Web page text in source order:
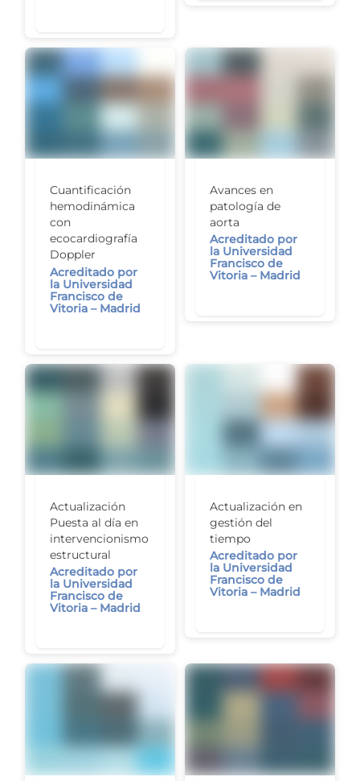
Cuantificación
hemodinámica
con
ecocardiografía
Doppler
Acreditado por
la Universidad
Francisco de
Vitoria – Madrid
Avances en
patología de
aorta
Acreditado por
la Universidad
Francisco de
Vitoria – Madrid
Actualización
Puesta al día en
intervencionismo
estructural
Acreditado por
la Universidad
Francisco de
Vitoria – Madrid
Actualización en
gestión del
tiempo
Acreditado por
la Universidad
Francisco de
Vitoria – Madrid